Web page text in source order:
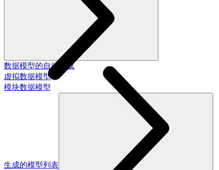
数据模型的自动生成
虚拟数据模型
模块数据模型
生成的模型列表